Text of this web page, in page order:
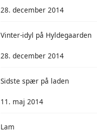
28. december 2014
Vinter-idyl på Hyldegaarden
28. december 2014
Sidste spær på laden
11. maj 2014
Lam